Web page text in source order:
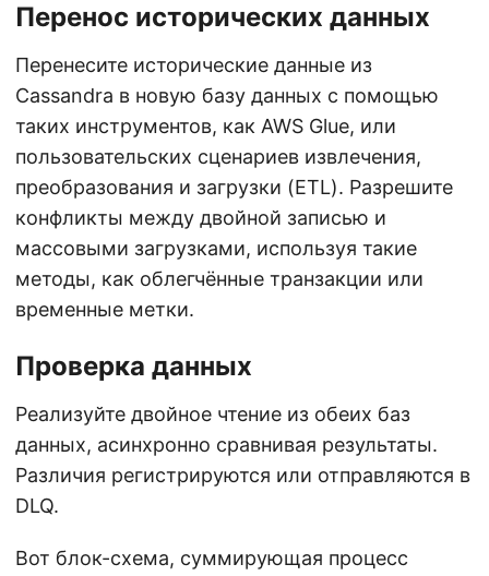
Перенос исторических данных
Перенесите исторические данные из
Cassandra в новую базу данных с помощью
таких инструментов, как AWS Glue, или
пользовательских сценариев извлечения,
преобразования и загрузки (ETL). Разрешите
конфликты между двойной записью и
массовыми загрузками, используя такие
методы, как облегчённые транзакции или
временные метки.
Проверка данных
Реализуйте двойное чтение из обеих баз
данных, асинхронно сравнивая результаты.
Различия регистрируются или отправляются в
DLQ.
Вот блок-схема, суммирующая процесс